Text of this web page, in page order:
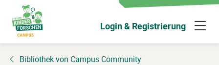
Hauptinhalt
wechseln
Login & Registrierung
Bibliothek von Campus Community